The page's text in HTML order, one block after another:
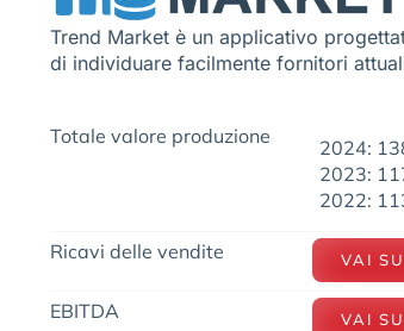
Trend Market è un applicativo
di individuare facilmente fornitori
Totale valore produzione
2024:
2023:
2022:
Ricavi delle vendite VAI
EBITDA VAI